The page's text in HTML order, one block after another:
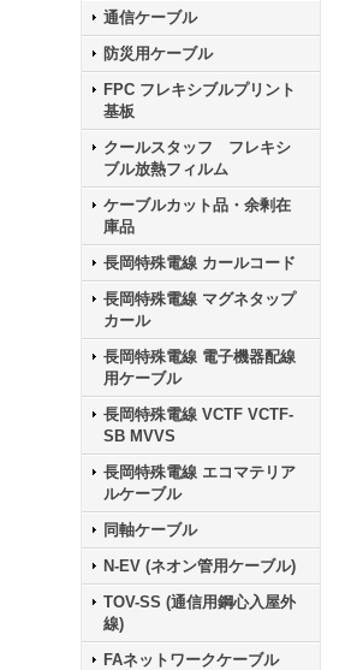
通信ケーブル
防災用ケーブル
FPC フレキシブルプリント
基板
クールスタッフ フレキシ
ブル放熱フィルム
ケーブルカット品・余剰在
庫品
長岡特殊電線 カールコード
長岡特殊電線 マグネタップ
カール
長岡特殊電線 電子機器配線
用ケーブル
長岡特殊電線 VCTF VCTF-
SB MVVS
長岡特殊電線 エコマテリア
ルケーブル
同軸ケーブル
N-EV (ネオン管用ケーブル)
TOV-SS (通信用鋼心入屋外
線)
FAネットワークケーブル